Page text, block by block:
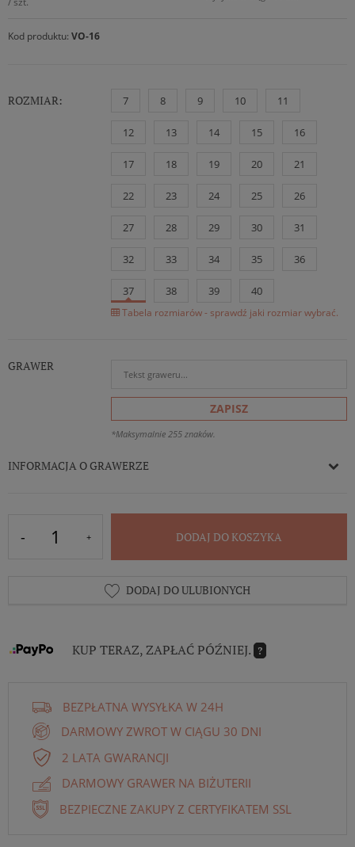
Kod produktu: VO-16
ROZMIAR: 7 8 9 10 11
12 13 14 15 16
17 18 19 20 21
22 23 24 25 26
27 28 29 30 31
32 33 34 35 36
37 38 39 40
Tabela rozmiarów - sprawdź jaki rozmiar wybrać.
GRAWER
ZAPISZ
*Maksymalnie 255 znaków.
INFORMACJA O GRAWERZE
DODAJ DO KOSZYKA
DODAJ DO ULUBIONYCH
KUP TERAZ, ZAPŁAĆ PÓŹNIEJ. ?
BEZPŁATNA WYSYŁKA W 24H
DARMOWY ZWROT W CIĄGU 30 DNI
2 LATA GWARANCJI
DARMOWY GRAWER NA BIŻUTERII
BEZPIECZNE ZAKUPY Z CERTYFIKATEM SSL